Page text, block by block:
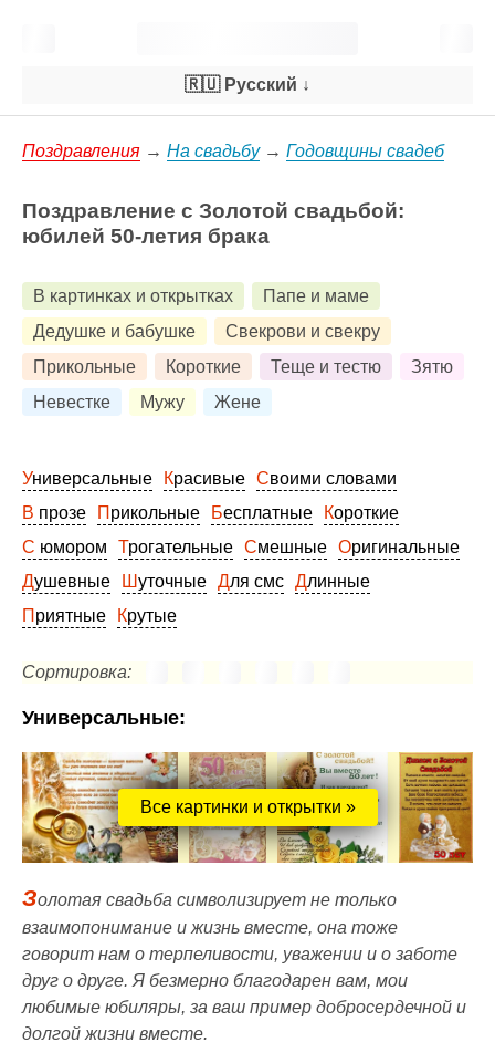
🇷🇺 Русский ↓
Поздравления → На свадьбу→ Годовщины свадеб
Поздравление с Золотой свадьбой:
юбилей 50-летия брака
В картинках и открытках
Папе и маме
Дедушке и бабушке
Свекрови и свекру
Прикольные
Короткие Теще и тестю
Зятю
Невестке
Мужу Жене
Универсальные Красивые
Своими словами
В прозе
Прикольные Бесплатные
Короткие
С юмором
Трогательные Смешные
Оригинальные
Душевные
Шуточные Для смс
Длинные
Приятные
Крутые
Сортировка:
Универсальные:
Все картинки и открытки »
Золотая свадьба символизирует не только
взаимопонимание и жизнь вместе, она тоже
говорит нам о терпеливости, уважении и о заботе
друг о друге. Я безмерно благодарен вам, мои
любимые юбиляры, за ваш пример добросердечной и
долгой жизни вместе.